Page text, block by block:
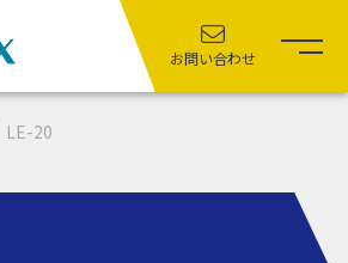
お問い合わせ
LE-20